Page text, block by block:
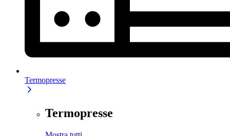
Termopresse
Termopresse